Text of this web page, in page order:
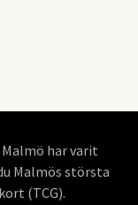
har varit
Malmös största
(TCG).